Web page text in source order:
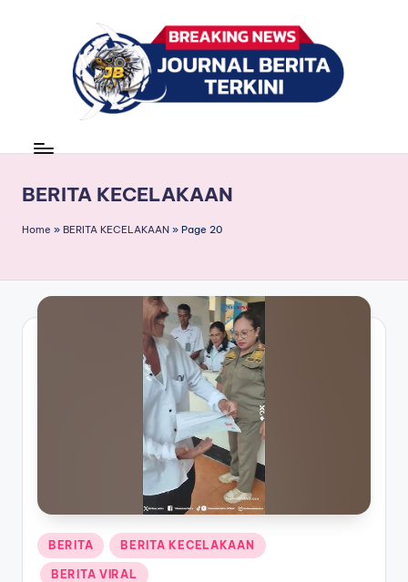
r
n
l
B
e
k
news
BERITA KECELAKAAN
Home » BERITA KECELAKAAN » Page 20
Posted
in
BERITA BERITA KECELAKAAN
BERITA VIRAL